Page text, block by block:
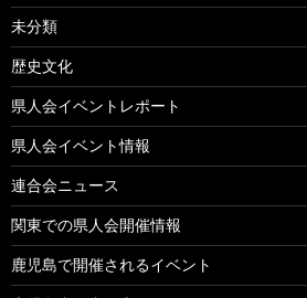
未分類
歴史文化
県人会イベントレポート
県人会イベント情報
連合会ニュース
関東での県人会開催情報
鹿児島で開催されるイベント